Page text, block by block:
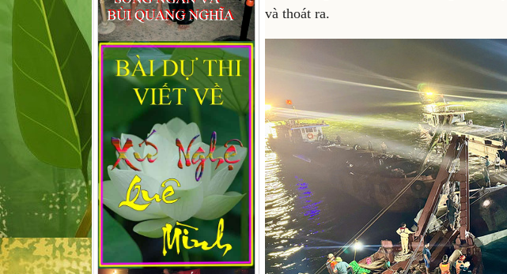
và thoát ra.